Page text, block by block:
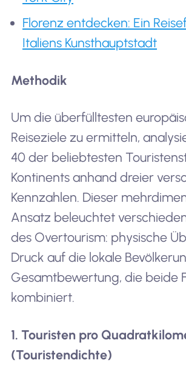
Florenz entdecken: Ein
Italiens Kunsthauptstadt
Methodik
Um die überfülltesten
Reiseziele zu ermitteln,
40 der beliebtesten
Kontinents anhand dreier
Kennzahlen. Dieser
Ansatz beleuchtet
des Overtourism: physische
Druck auf die lokale
Gesamtbewertung, die beide
kombiniert.
1. Touristen pro
(Touristendichte)